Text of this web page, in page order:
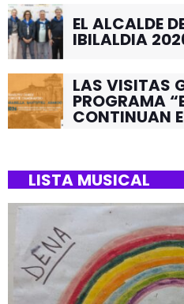
EL ALCALDE
IBILALDIA
LAS VISITAS
PROGRAMA
CONTINUAN
LISTA MUSICAL